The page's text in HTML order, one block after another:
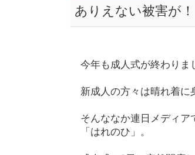
ありえない被害が！
今年も成人式が終わりま
新成人の方々は晴れ着に
そんななか連日メディ
「はれのひ」。